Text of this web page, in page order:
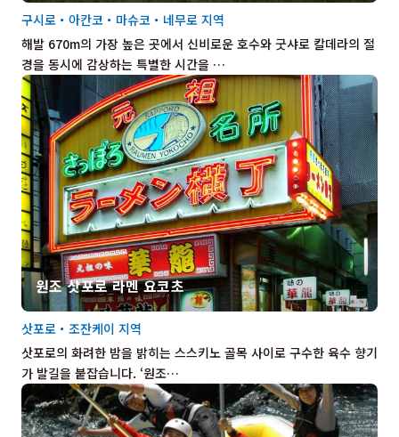
해발 670m의 가장 높은 곳에서 신비로운 호수와 굿샤로 칼데라의 절
경을 동시에 감상하는 특별한 시간을 …
구시로・아칸코・마슈코・네무로 지역
원조 삿포로 라멘 요코초
삿포로의 화려한 밤을 밝히는 스스키노 골목 사이로 구수한 육수 향기
가 발길을 붙잡습니다. ‘원조…
삿포로・조잔케이 지역